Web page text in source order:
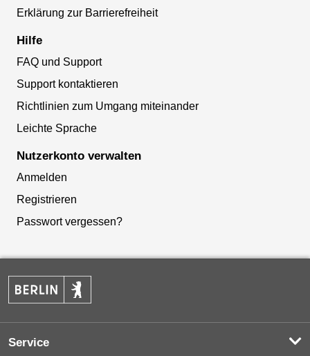
Erklärung zur Barrierefreiheit
Hilfe
FAQ und Support
Support kontaktieren
Richtlinien zum Umgang miteinander
Leichte Sprache
Nutzerkonto verwalten
Anmelden
Registrieren
Passwort vergessen?
Service